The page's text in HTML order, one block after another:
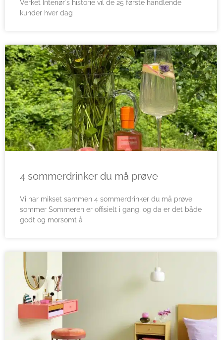
Verket Interiør´s historie vil de 25 første handlende
kunder hver dag
4 sommerdrinker du må prøve
Vi har mikset sammen 4 sommerdrinker du må prøve i
sommer Sommeren er offisielt i gang, og da er det både
godt og morsomt å